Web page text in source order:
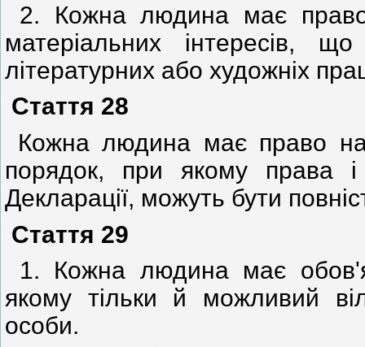
2. Кожна людина має
матеріальних інтересів,
літературних або художніх
Стаття 28
Кожна людина має право на
порядок, при якому права
Декларації, можуть бути
Стаття 29
1. Кожна людина має
якому тільки й можливий
особи.